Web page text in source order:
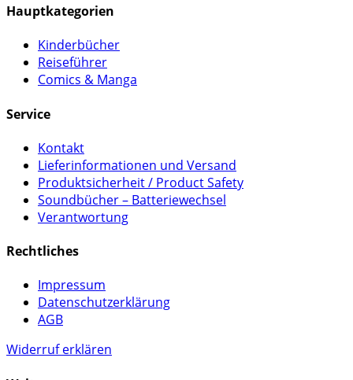
Hauptkategorien
Kinderbücher
Reiseführer
Comics & Manga
Service
Kontakt
Lieferinformationen und Versand
Produktsicherheit / Product Safety
Soundbücher – Batteriewechsel
Verantwortung
Rechtliches
Impressum
Datenschutzerklärung
AGB
Widerruf erklären